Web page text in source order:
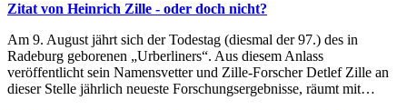
Zitat von Heinrich Zille - oder doch nicht?
Am 9. August jährt sich der Todestag (diesmal der 97.) des in
Radeburg geborenen „Urberliners“. Aus diesem Anlass
veröffentlicht sein Namensvetter und Zille-Forscher Detlef Zille an
dieser Stelle jährlich neueste Forschungsergebnisse, räumt mit…